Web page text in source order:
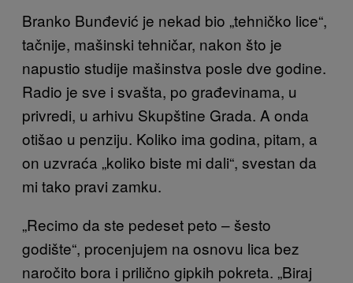
Branko Bunđević je nekad bio „tehničko lice“,
tačnije, mašinski tehničar, nakon što je
napustio studije mašinstva posle dve godine.
Radio je sve i svašta, po građevinama, u
privredi, u arhivu Skupštine Grada. A onda
otišao u penziju. Koliko ima godina, pitam, a
on uzvraća „koliko biste mi dali“, svestan da
mi tako pravi zamku.
„Recimo da ste pedeset peto – šesto
godište“, procenjujem na osnovu lica bez
naročito bora i prilično gipkih pokreta. „Biraj